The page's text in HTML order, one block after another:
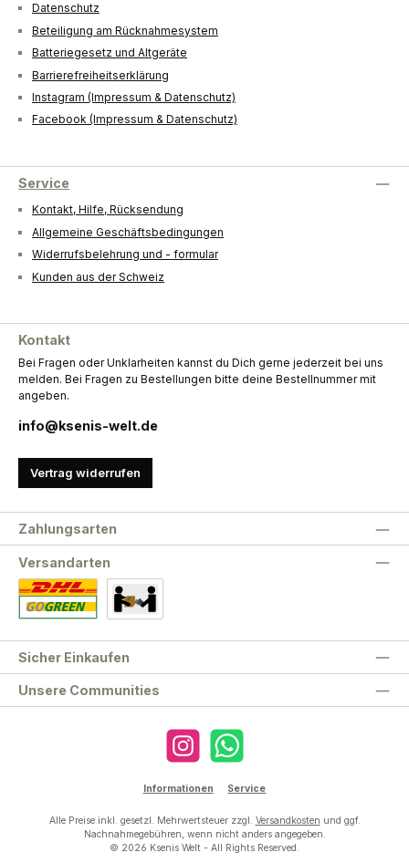
Datenschutz
Beteiligung am Rücknahmesystem
Batteriegesetz und Altgeräte
Barrierefreiheitserklärung
Instagram (Impressum & Datenschutz)
Facebook (Impressum & Datenschutz)
Service
Kontakt, Hilfe, Rücksendung
Allgemeine Geschäftsbedingungen
Widerrufsbelehrung und - formular
Kunden aus der Schweiz
Kontakt
Bei Fragen oder Unklarheiten kannst du Dich gerne jederzeit bei uns
melden. Bei Fragen zu Bestellungen bitte deine Bestellnummer mit
angeben.
info@ksenis-welt.de
Vertrag widerrufen
Unsere Communities
Zahlungsarten
Versandarten
Sicher Einkaufen
Instagram WhatsApp
Informationen Service
Alle Preise inkl. gesetzl. Mehrwertsteuer zzgl. Versandkosten und ggf.
Nachnahmegebühren, wenn nicht anders angegeben.
© 2026 Ksenis Welt - All Rights Reserved.